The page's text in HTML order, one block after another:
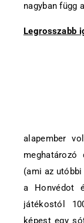
nagyban függ
Legrosszabb
alapember
(ami az
a Honvédot
játékostól
képest egy